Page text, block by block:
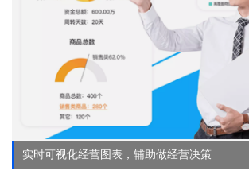
实时可视化经营图表，辅助做经营决策